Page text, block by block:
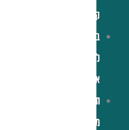
קשר
בואו
לעבוד
איתנו
תקנון
מועדון